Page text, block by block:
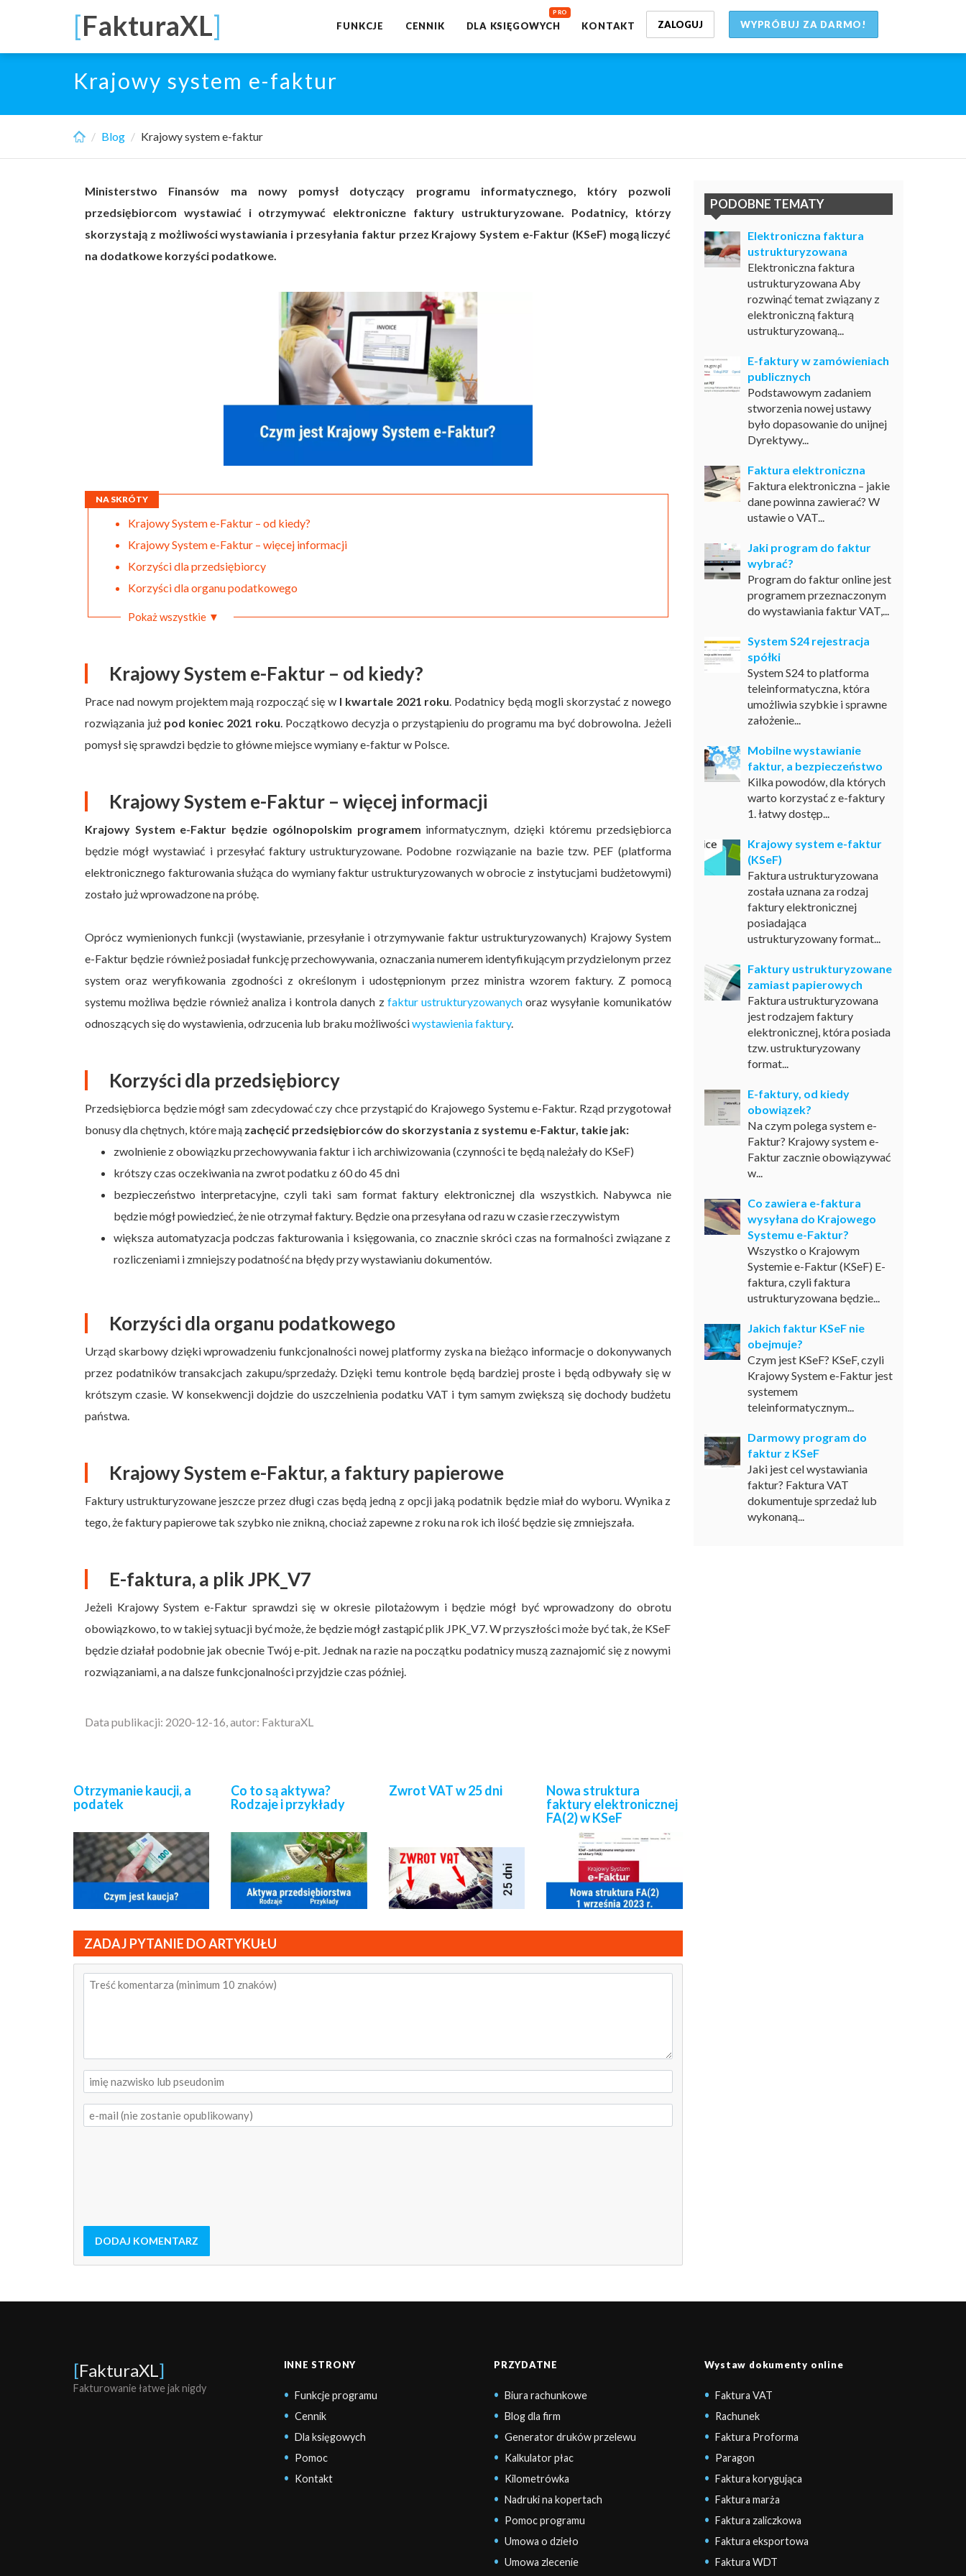
main
[FakturaXL] WYPRÓBUJ ZA DARMO!
ZALOGUJ
FUNKCJE CENNIK DLA KSIĘGOWYCH KONTAKT
Krajowy system e-faktur
Blog Krajowy system e-faktur
Ministerstwo Finansów ma nowy pomysł dotyczący programu informatycznego, który pozwoli
przedsiębiorcom wystawiać i otrzymywać elektroniczne faktury ustrukturyzowane. Podatnicy, którzy
skorzystają z możliwości wystawiania i przesyłania faktur przez Krajowy System e-Faktur (KSeF) mogą liczyć
na dodatkowe korzyści podatkowe.
NA SKRÓTY
Krajowy System e-Faktur – od kiedy?
Krajowy System e-Faktur – więcej informacji
Korzyści dla przedsiębiorcy
Korzyści dla organu podatkowego
Pokaż wszystkie ▼
Krajowy System e-Faktur – od kiedy?
Prace nad nowym projektem mają rozpocząć się w I kwartale 2021 roku. Podatnicy będą mogli skorzystać z nowego
rozwiązania już pod koniec 2021 roku. Początkowo decyzja o przystąpieniu do programu ma być dobrowolna. Jeżeli
pomysł się sprawdzi będzie to główne miejsce wymiany e-faktur w Polsce.
Krajowy System e-Faktur – więcej informacji
Krajowy System e-Faktur będzie ogólnopolskim programem informatycznym, dzięki któremu przedsiębiorca
będzie mógł wystawiać i przesyłać faktury ustrukturyzowane. Podobne rozwiązanie na bazie tzw. PEF (platforma
elektronicznego fakturowania służąca do wymiany faktur ustrukturyzowanych w obrocie z instytucjami budżetowymi)
zostało już wprowadzone na próbę.
Oprócz wymienionych funkcji (wystawianie, przesyłanie i otrzymywanie faktur ustrukturyzowanych) Krajowy System
e-Faktur będzie również posiadał funkcję przechowywania, oznaczania numerem identyfikującym przydzielonym przez
system oraz weryfikowania zgodności z określonym i udostępnionym przez ministra wzorem faktury. Z pomocą
systemu możliwa będzie również analiza i kontrola danych z faktur ustrukturyzowanychoraz wysyłanie komunikatów
odnoszących się do wystawienia, odrzucenia lub braku możliwościwystawienia faktury.
Korzyści dla przedsiębiorcy
Przedsiębiorca będzie mógł sam zdecydować czy chce przystąpić do Krajowego Systemu e-Faktur. Rząd przygotował
bonusy dla chętnych, które mają zachęcić przedsiębiorców do skorzystania z systemu e-Faktur, takie jak:
zwolnienie z obowiązku przechowywania faktur i ich archiwizowania (czynności te będą należały do KSeF)
krótszy czas oczekiwania na zwrot podatku z 60 do 45 dni
bezpieczeństwo interpretacyjne, czyli taki sam format faktury elektronicznej dla wszystkich. Nabywca nie
będzie mógł powiedzieć, że nie otrzymał faktury. Będzie ona przesyłana od razu w czasie rzeczywistym
większa automatyzacja podczas fakturowania i księgowania, co znacznie skróci czas na formalności związane z
rozliczeniami i zmniejszy podatność na błędy przy wystawianiu dokumentów.
Korzyści dla organu podatkowego
Urząd skarbowy dzięki wprowadzeniu funkcjonalności nowej platformy zyska na bieżąco informacje o dokonywanych
przez podatników transakcjach zakupu/sprzedaży. Dzięki temu kontrole będą bardziej proste i będą odbywały się w
krótszym czasie. W konsekwencji dojdzie do uszczelnienia podatku VAT i tym samym zwiększą się dochody budżetu
państwa.
Krajowy System e-Faktur, a faktury papierowe
Faktury ustrukturyzowane jeszcze przez długi czas będą jedną z opcji jaką podatnik będzie miał do wyboru. Wynika z
tego, że faktury papierowe tak szybko nie znikną, chociaż zapewne z roku na rok ich ilość będzie się zmniejszała.
E-faktura, a plik JPK_V7
Jeżeli Krajowy System e-Faktur sprawdzi się w okresie pilotażowym i będzie mógł być wprowadzony do obrotu
obowiązkowo, to w takiej sytuacji być może, że będzie mógł zastąpić plik JPK_V7. W przyszłości może być tak, że KSeF
będzie działał podobnie jak obecnie Twój e-pit. Jednak na razie na początku podatnicy muszą zaznajomić się z nowymi
rozwiązaniami, a na dalsze funkcjonalności przyjdzie czas później.
Data publikacji: 2020-12-16, autor: FakturaXL
Otrzymanie kaucji, a
podatek
Co to są aktywa?
Rodzaje i przykłady
Zwrot VAT w 25 dni
Nowa struktura
faktury elektronicznej
FA(2) w KSeF
ZADAJ PYTANIE DO ARTYKUŁU
DODAJ KOMENTARZ
PODOBNE TEMATY
Elektroniczna faktura
ustrukturyzowana
Elektroniczna faktura
ustrukturyzowana Aby
rozwinąć temat związany z
elektroniczną fakturą
ustrukturyzowaną...
E-faktury w zamówieniach
publicznych
Podstawowym zadaniem
stworzenia nowej ustawy
było dopasowanie do unijnej
Dyrektywy...
Faktura elektroniczna
Faktura elektroniczna – jakie
dane powinna zawierać? W
ustawie o VAT...
Jaki program do faktur
wybrać?
Program do faktur online jest
programem przeznaczonym
do wystawiania faktur VAT,...
System S24 rejestracja
spółki
System S24 to platforma
teleinformatyczna, która
umożliwia szybkie i sprawne
założenie...
Mobilne wystawianie
faktur, a bezpieczeństwo
Kilka powodów, dla których
warto korzystać z e-faktury
1. łatwy dostęp...
Krajowy system e-faktur
(KSeF)
Faktura ustrukturyzowana
została uznana za rodzaj
faktury elektronicznej
posiadająca
ustrukturyzowany format...
Faktury ustrukturyzowane
zamiast papierowych
Faktura ustrukturyzowana
jest rodzajem faktury
elektronicznej, która posiada
tzw. ustrukturyzowany
format...
E-faktury, od kiedy
obowiązek?
Na czym polega system e-
Faktur? Krajowy system e-
Faktur zacznie obowiązywać
w...
Co zawiera e-faktura
wysyłana do Krajowego
Systemu e-Faktur?
Wszystko o Krajowym
Systemie e-Faktur (KSeF) E-
faktura, czyli faktura
ustrukturyzowana będzie...
Jakich faktur KSeF nie
obejmuje?
Czym jest KSeF? KSeF, czyli
Krajowy System e-Faktur jest
systemem
teleinformatycznym...
Darmowy program do
faktur z KSeF
Jaki jest cel wystawiania
faktur? Faktura VAT
dokumentuje sprzedaż lub
wykonaną...
[FakturaXL]
Fakturowanie łatwe jak nigdy
INNE STRONY
Funkcje programu
Cennik
Dla księgowych
Pomoc
Kontakt
PRZYDATNE
Biura rachunkowe
Blog dla firm
Generator druków przelewu
Kalkulator płac
Kilometrówka
Nadruki na kopertach
Pomoc programu
Umowa o dzieło
Umowa zlecenie
Wystaw dokumenty online
Faktura VAT
Rachunek
Faktura Proforma
Paragon
Faktura korygująca
Faktura marża
Faktura zaliczkowa
Faktura eksportowa
Faktura WDT